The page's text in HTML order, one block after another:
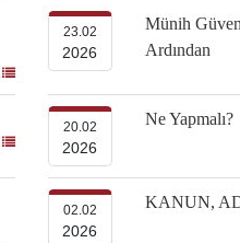
23.02
2026
Münih
Ardından
20.02
2026
Ne Yapmalı?
02.02
2026
KANUN,